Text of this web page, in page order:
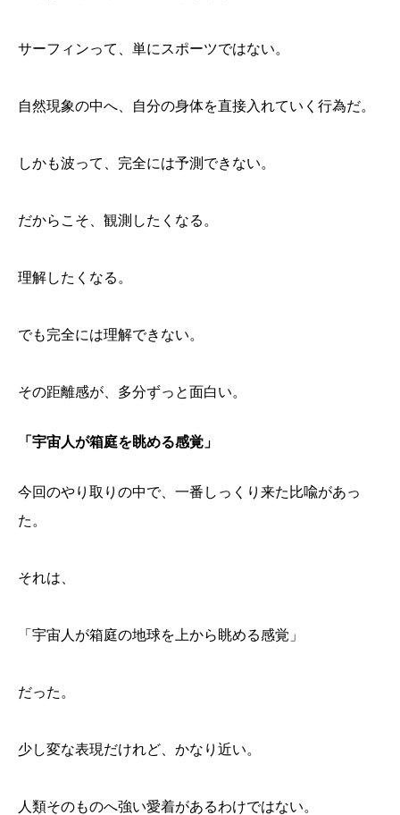
サーフィンって、単にスポーツではない。
自然現象の中へ、自分の身体を直接入れていく行為だ。
しかも波って、完全には予測できない。
だからこそ、観測したくなる。
理解したくなる。
でも完全には理解できない。
その距離感が、多分ずっと面白い。
「宇宙人が箱庭を眺める感覚」
今回のやり取りの中で、一番しっくり来た比喩があっ
た。
それは、
「宇宙人が箱庭の地球を上から眺める感覚」
だった。
少し変な表現だけれど、かなり近い。
人類そのものへ強い愛着があるわけではない。